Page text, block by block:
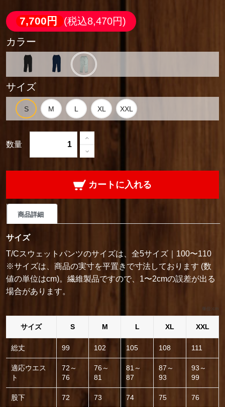
7,700円
(税込8,470円)
カラー
サイズ
数量
カートに入れる
商品詳細
サイズ
T/Cスウェットパンツのサイズは、全5サイズ｜100〜110
※サイズは、商品の実寸を平置きで寸法しております (数
値の単位はcm)。繊維製品ですので、1〜2cmの誤差が出る
場合があります。
単位:cm
サイズ S M L XL XXL
総丈 99 102 105 108 111
適応ウエス
ト
72～
76
76～
81
81～
87
87～
93
93～
99
股下 72 73 74 75 76